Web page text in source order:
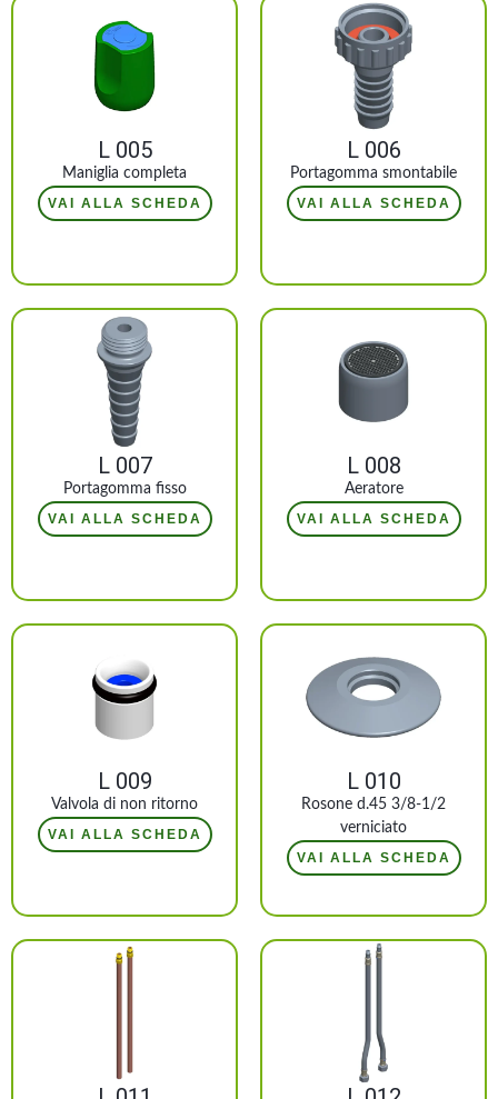
L 005
Maniglia completa
VAI ALLA SCHEDA
L 006
Portagomma smontabile
VAI ALLA SCHEDA
L 007
Portagomma fisso
VAI ALLA SCHEDA
L 008
Aeratore
VAI ALLA SCHEDA
L 009
Valvola di non ritorno
VAI ALLA SCHEDA
L 010
Rosone d.45 3/8-1/2
verniciato
VAI ALLA SCHEDA